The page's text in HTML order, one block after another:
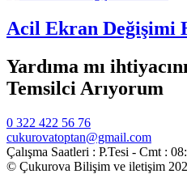
Acil Ekran Değişimi
Yardıma mı
Temsilci Arıyorum
0 322 422 56 76
cukurovatoptan@gmail.com
Çalışma Saatleri : P.Tesi - Cmt :
© Çukurova Bilişim ve iletişim